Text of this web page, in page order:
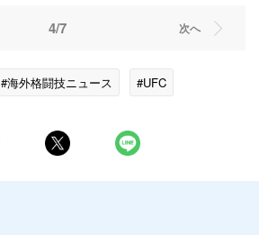
4/7 次へ
#海外格闘技ニュース #UFC